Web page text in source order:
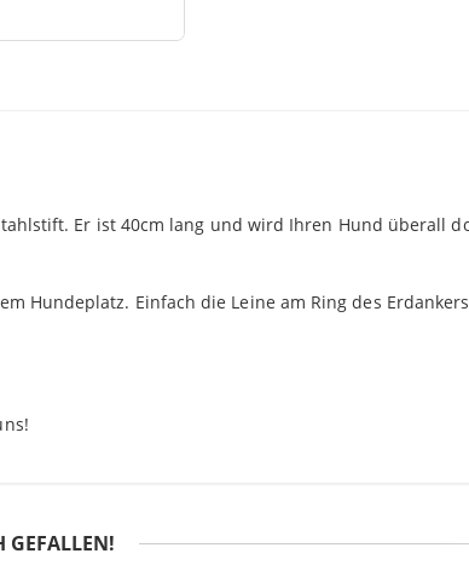
Er ist 40cm lang und wird Ihren Hund überall
Hundeplatz. Einfach die Leine am Ring des
GEFALLEN!